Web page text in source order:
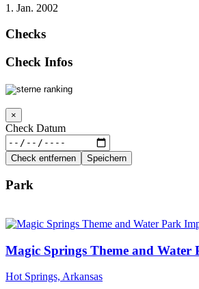
1. Jan. 2002
Checks
Check Infos
×
Check Datum
Check entfernen Speichern
Park
Magic Springs Theme and Water
Hot Springs, Arkansas